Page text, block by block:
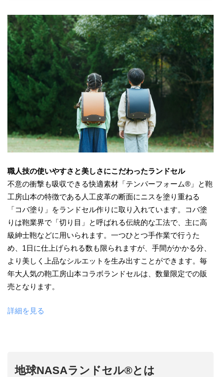
職人技の使いやすさと美しさにこだわったランドセル
不意の衝撃も吸収できる快適素材「テンパーフォーム®」と鞄
工房山本の特徴である人工皮革の断面にニスを塗り重ねる
「コバ塗り」をランドセル作りに取り入れています。コバ塗
りは鞄業界で「切り目」と呼ばれる伝統的な工法で、主に高
級紳士鞄などに用いられます。一つひとつ手作業で行うた
め、1日に仕上げられる数も限られますが、手間がかかる分、
より美しく上品なシルエットを生み出すことができます。毎
年大人気の鞄工房山本コラボランドセルは、数量限定での販
売となります。
詳細を見る
地球NASAランドセル®とは